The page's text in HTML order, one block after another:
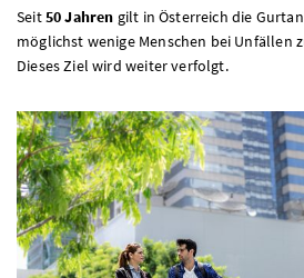
Seit50 Jahren gilt in Österreich die
möglichst wenige Menschen bei Unfällen
Dieses Ziel wird weiter verfolgt.